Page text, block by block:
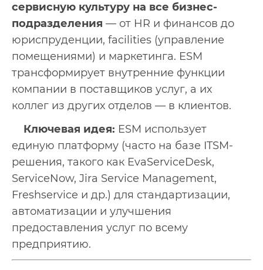
сервисную культуру на все бизнес-
подразделения — от HR и финансов до
юриспруденции, facilities (управление
помещениями) и маркетинга. ESM
трансформирует внутренние функции
компании в поставщиков услуг, а их
коллег из других отделов — в клиентов.
Ключевая идея: ESM использует
единую платформу (часто на базе ITSM-
решения, такого как EvaServiceDesk,
ServiceNow, Jira Service Management,
Freshservice и др.) для стандартизации,
автоматизации и улучшения
предоставления услуг по всему
предприятию.